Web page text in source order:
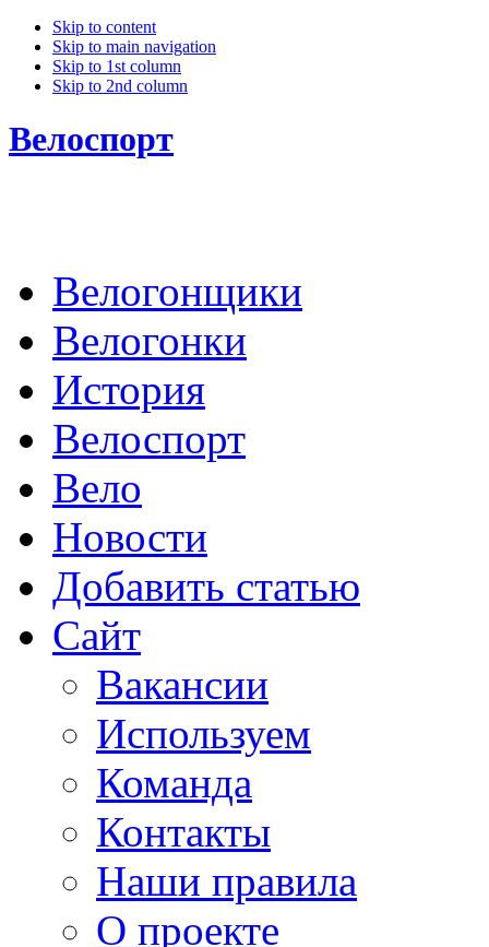
Skip to content
Skip to main navigation
Skip to 1st column
Skip to 2nd column
Велоспорт
Велогонщики
Велогонки
История
Велоспорт
Вело
Новости
Добавить статью
Сайт
Вакансии
Используем
Команда
Контакты
Наши правила
О проекте